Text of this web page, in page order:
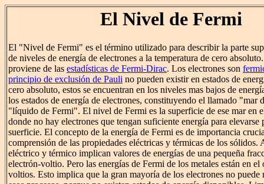
El Nivel de Fermi
El "Nivel de Fermi" es el término utilizado para describir la parte
de niveles de energía de electrones a la temperatura de cero
proviene de las estadísticas de Fermi-Dirac. Los electrones son
principio de exclusión de Pauli no pueden existir en estados de
cero absoluto, estos se encuentran en los niveles mas bajos de
los estados de energía de electrones, constituyendo el llamado "mar
"líquido de Fermi". El nivel de Fermi es la superficie de ese mar en
donde no hay electrones que tengan suficiente energía para elevarse
suerficie. El concepto de la energía de Fermi es de importancia
comprensión de las propiedades eléctricas y térmicas de los sólidos.
eléctrico y térmico implican valores de energías de una pequeña
electrón-voltio. Pero las energías de Fermi de los metales están en el
voltios. Esto implica que la gran mayoría de los electrones no puede